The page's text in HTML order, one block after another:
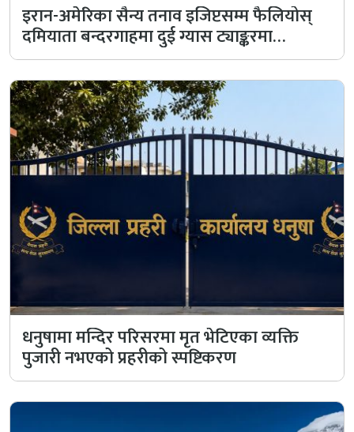
इरान-अमेरिका सैन्य तनाव इजिप्टसम्म फैलियोस्
दमियाता बन्दरगाहमा दुई ग्यास ट्याङ्करमा…
धनुषामा मन्दिर परिसरमा मृत भेटिएका व्यक्ति
पुजारी नभएको प्रहरीको स्पष्टिकरण